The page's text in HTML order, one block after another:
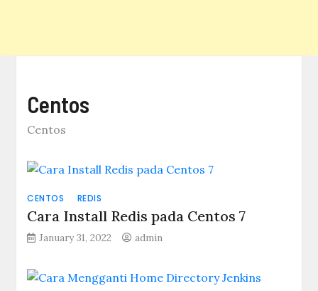
Centos
Centos
CENTOS REDIS
Cara Install Redis pada Centos 7
January 31, 2022 admin